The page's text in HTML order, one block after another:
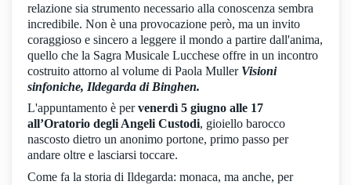
relazione sia strumento necessario alla conoscenza sembra
incredibile. Non è una provocazione però, ma un invito
coraggioso e sincero a leggere il mondo a partire dall'anima,
quello che la Sagra Musicale Lucchese offre in un incontro
costruito attorno al volume di Paola Muller Visioni
sinfoniche, Ildegarda di Binghen.
L'appuntamento è pervenerdì 5 giugno alle 17
all’Oratorio degli Angeli Custodi, gioiello barocco
nascosto dietro un anonimo portone, primo passo per
andare oltre e lasciarsi toccare.
Come fa la storia di Ildegarda: monaca, ma anche, per